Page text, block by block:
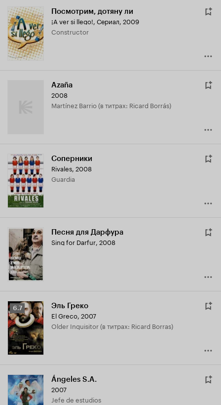
Посмотрим, дотяну ли
¡A ver si llego!, Сериал, 2009
Constructor
Azaña
2008
Martínez Barrio (в титрах: Ricard Borrás)
Соперники
Rivales, 2008
Guardia
Песня для Дарфура
Sing for Darfur, 2008
Рейтинг
Кинопоиска
6.7
6.7 Эль Греко
El Greco, 2007
Older Inquisitor (в титрах: Ricard Borras)
Ángeles S.A.
2007
Jefe de estudios